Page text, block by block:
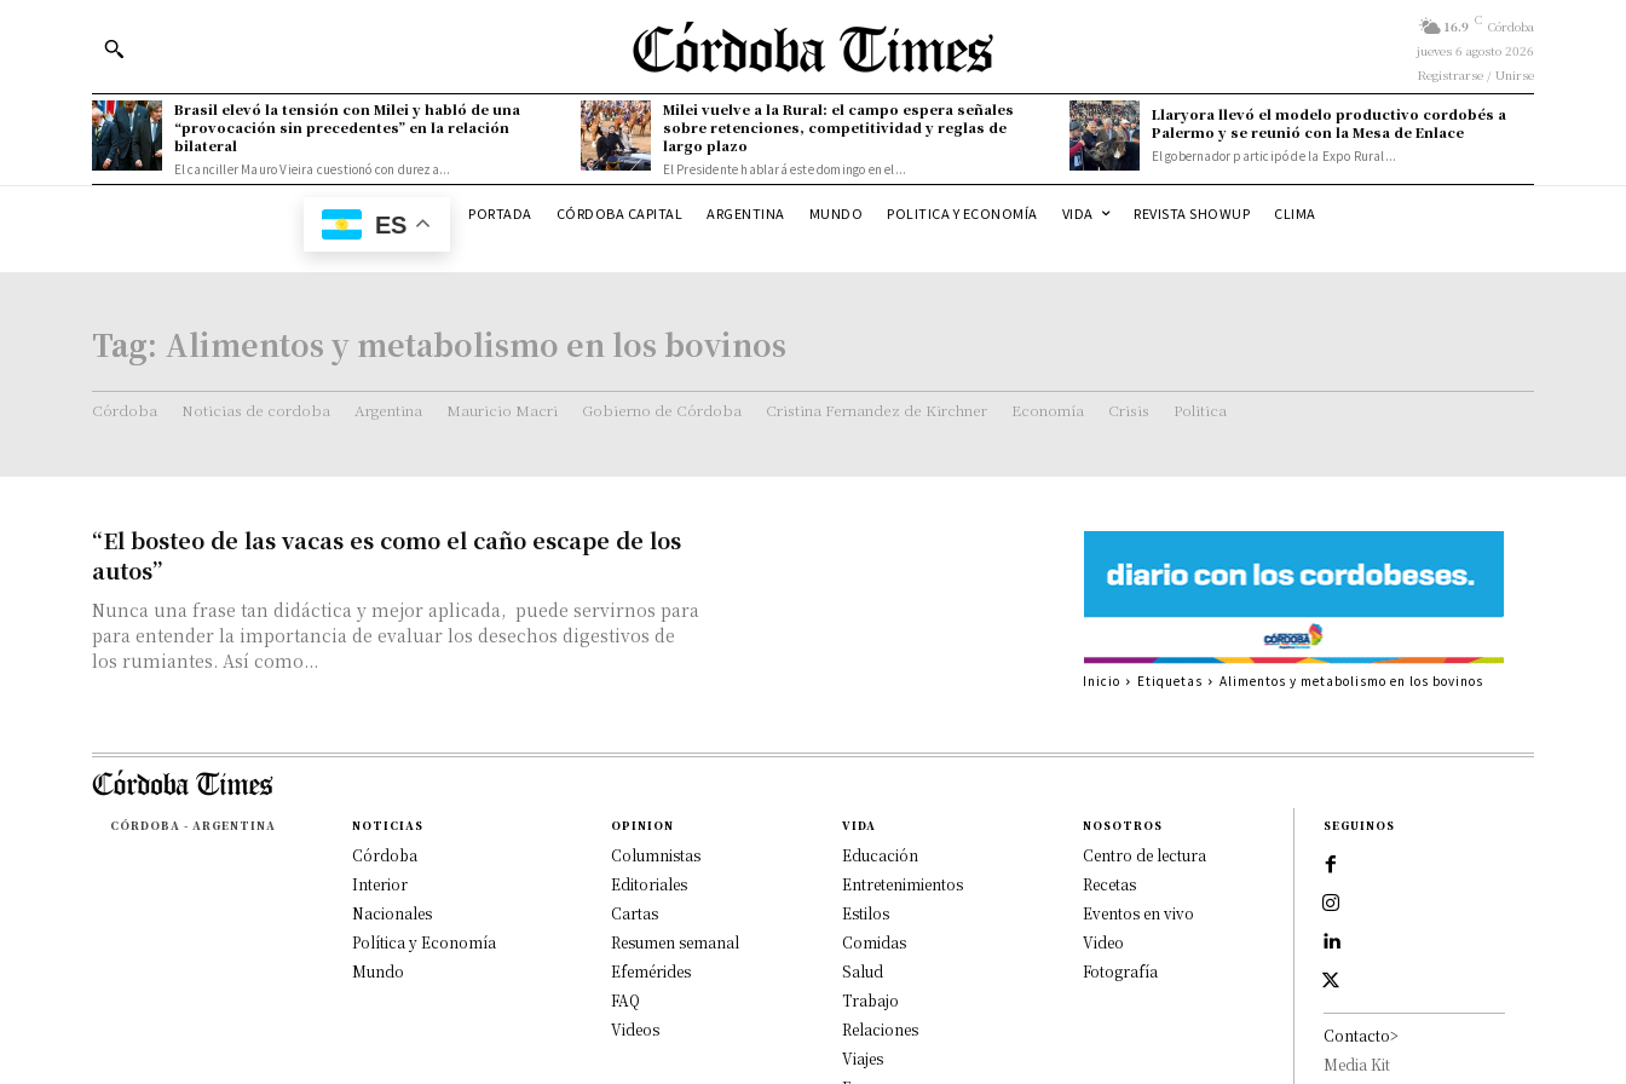
16.9 C Córdoba
jueves 6 agosto 2026
Registrarse / Unirse
Brasil elevó la tensión con Milei y habló de una
“provocación sin precedentes” en la relación
bilateral
El canciller Mauro Vieira cuestionó con dureza...
Milei vuelve a la Rural: el campo espera señales
sobre retenciones, competitividad y reglas de
largo plazo
El Presidente hablará este domingo en el...
Llaryora llevó el modelo productivo cordobés a
Palermo y se reunió con la Mesa de Enlace
El gobernador participó de la Expo Rural...
ES PORTADA CÓRDOBA CAPITAL ARGENTINA MUNDO POLITICA Y ECONOMÍA VIDA REVISTA SHOWUP CLIMA
Tag: Alimentos y metabolismo en los bovinos
Córdoba Noticias de cordoba Argentina Mauricio Macri Gobierno de Córdoba Cristina Fernandez de Kirchner Economía Crisis Politica
“El bosteo de las vacas es como el caño escape de los
autos”
Nunca una frase tan didáctica y mejor aplicada, puede servirnos para
para entender la importancia de evaluar los desechos digestivos de
los rumiantes. Así como...
Inicio Etiquetas Alimentos y metabolismo en los bovinos
CÓRDOBA - ARGENTINA NOTICIAS
Córdoba
Interior
Nacionales
Política y Economía
Mundo
OPINION
Columnistas
Editoriales
Cartas
Resumen semanal
Efemérides
FAQ
Videos
VIDA
Educación
Entretenimientos
Estilos
Comidas
Salud
Trabajo
Relaciones
Viajes
NOSOTROS
Centro de lectura
Recetas
Eventos en vivo
Video
Fotografía
SEGUINOS
Contacto>
Media Kit